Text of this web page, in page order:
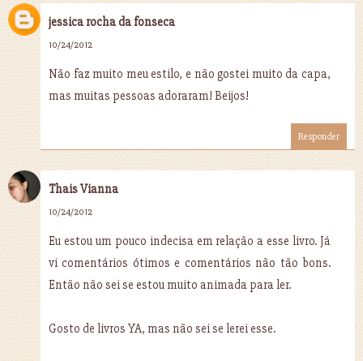
jessica rocha da fonseca
10/24/2012
Não faz muito meu estilo, e não gostei muito da capa,
mas muitas pessoas adoraram! Beijos!
Responder
Thais Vianna
10/24/2012
Eu estou um pouco indecisa em relação a esse livro. Já
vi comentários ótimos e comentários não tão bons.
Então não sei se estou muito animada para ler.
Gosto de livros YA, mas não sei se lerei esse.